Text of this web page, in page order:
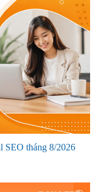
SEO tháng 8/2026